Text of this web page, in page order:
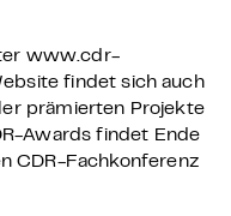
www.cdr-
findet sich auch
prämierten Projekte
Awards findet Ende
CDR-Fachkonferenz